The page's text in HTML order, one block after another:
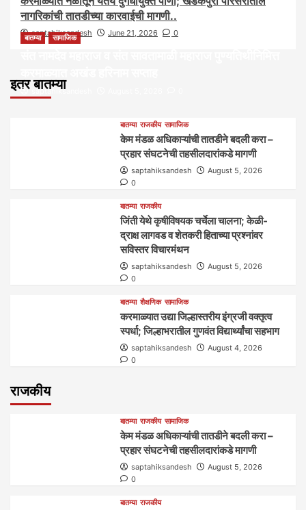
नागरिकांची तातडीच्या कारवाईची मागणी..
saptahiksandesh June 21, 2026 0
इतर बातम्या
बातम्या सामाजिक
saptahiksandesh
बातम्या राजकीय सामाजिक
केम मंडळ अधिकाऱ्यांची तातडीने बदली करा –
प्रहार संघटनेची तहसीलदारांकडे मागणी
saptahiksandesh
August 5, 2026
0
बातम्या राजकीय
जिंती येथे कृषीविषयक चर्चेला चालना; केळी-
द्राक्ष लागवड व शेतकरी हिताच्या प्रश्नांवर
सविस्तर विचारमंथन
saptahiksandesh
August 5, 2026
0
बातम्या शैक्षणिक सामाजिक
करमाळ्यात उद्या जिल्हास्तरीय इंग्रजी वक्तृत्व
स्पर्धा; जिल्हाभरातील गुणवंत विद्यार्थ्यांचा सहभाग
saptahiksandesh
August 4, 2026
0
राजकीय
बातम्या राजकीय सामाजिक
केम मंडळ अधिकाऱ्यांची तातडीने बदली करा –
प्रहार संघटनेची तहसीलदारांकडे मागणी
saptahiksandesh
August 5, 2026
0
बातम्या राजकीय